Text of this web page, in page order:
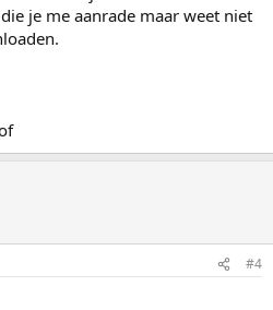
je me aanrade maar weet niet
#4